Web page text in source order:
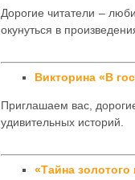
Дорогие читатели –
окунуться в
Викторина «В
Приглашаем вас,
удивительных историй.
«Тайна золотого